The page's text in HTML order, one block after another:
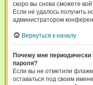
скоро вы снова сможете
Если не удалось получить
администратором
Вернуться к началу
Почему мне периодически
пароля?
Если вы не отметили
оставаться под своим